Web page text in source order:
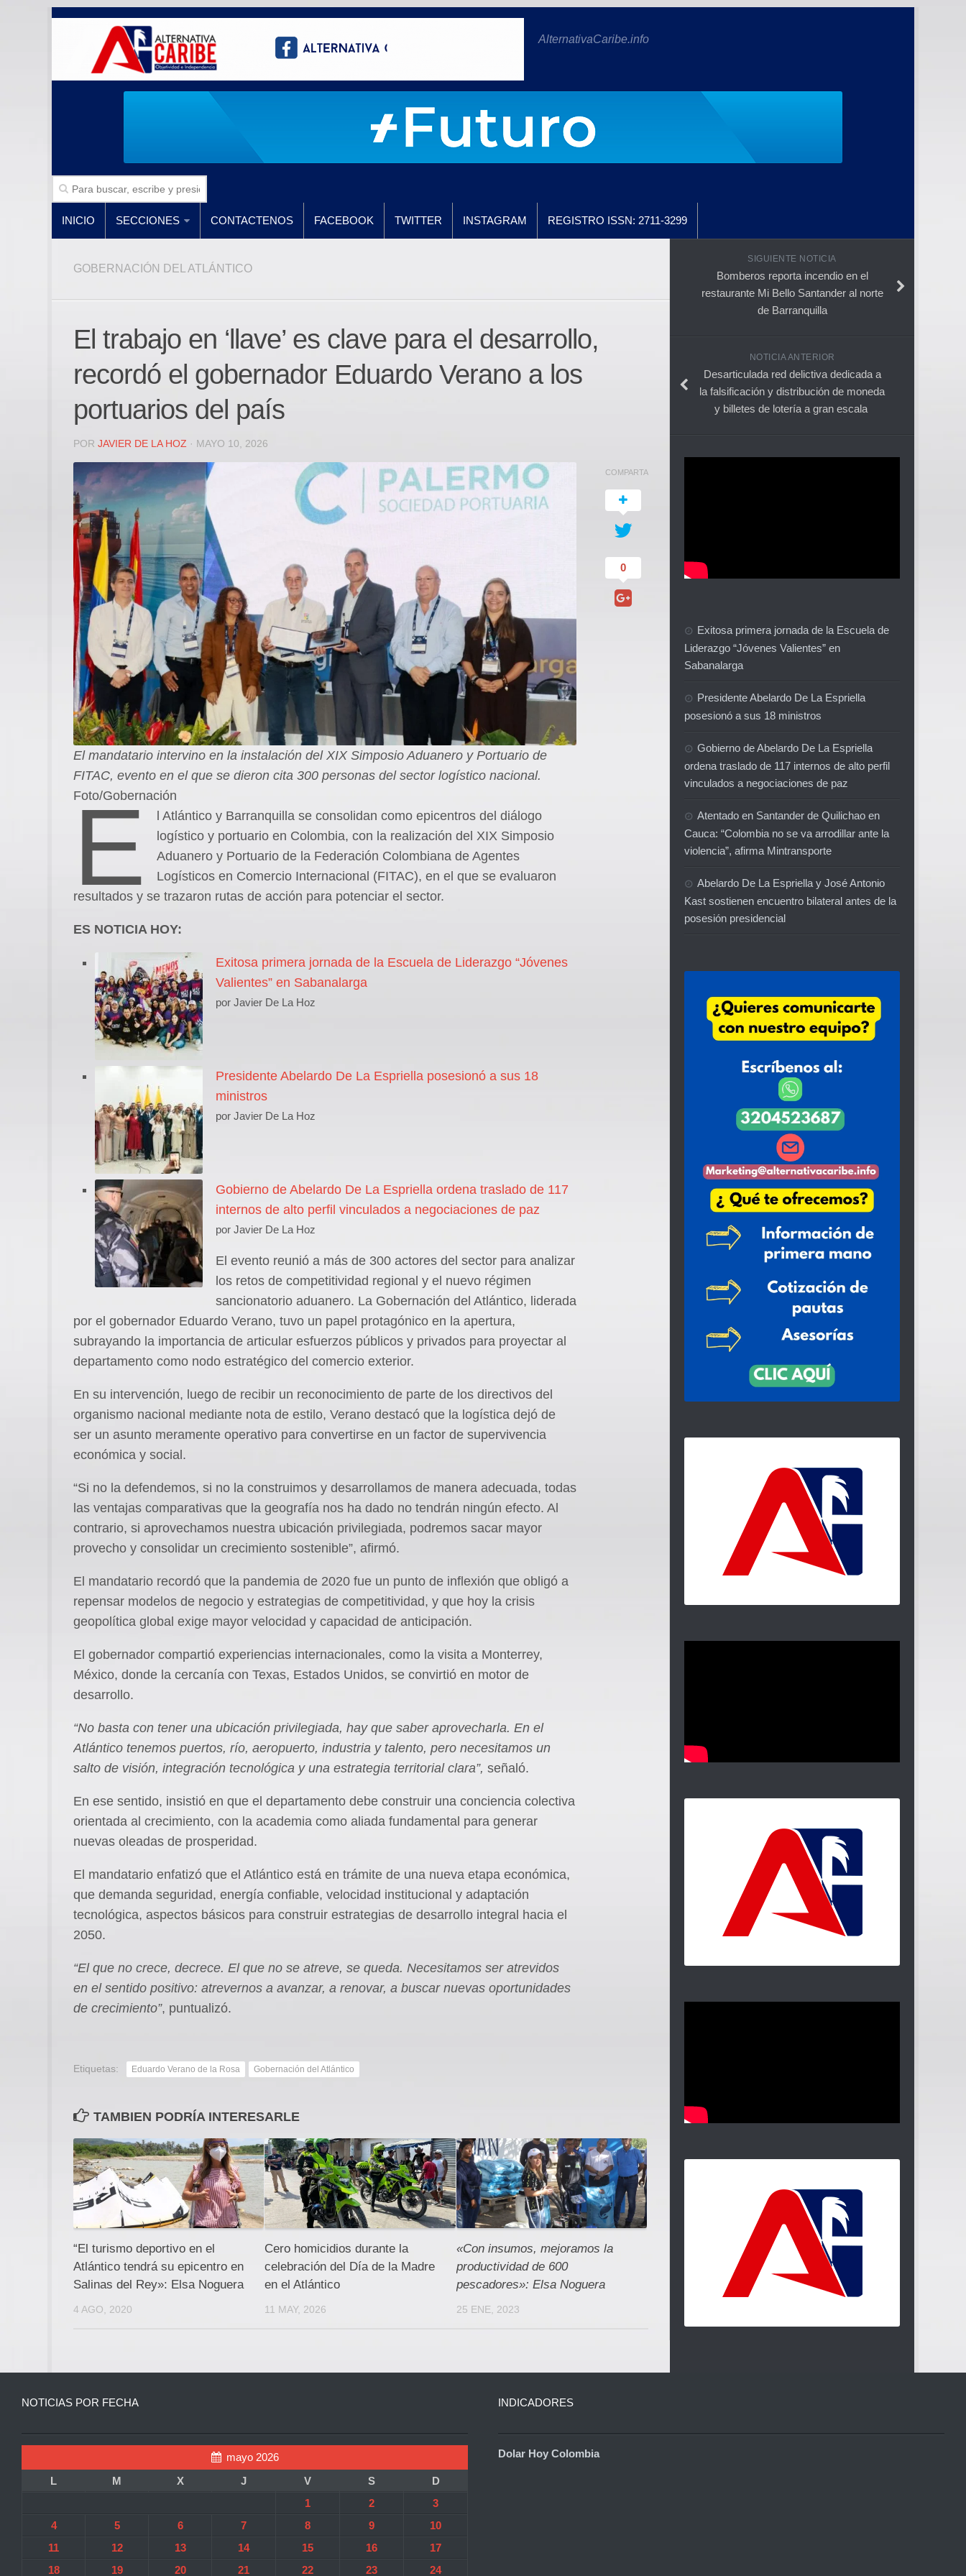
AlternativaCaribe.info
INICIO SECCIONES CONTACTENOS FACEBOOK TWITTER INSTAGRAM REGISTRO ISSN: 2711-3299
GOBERNACIÓN DEL ATLÁNTICO
El trabajo en ‘llave’ es clave para el desarrollo,
recordó el gobernador Eduardo Verano a los
portuarios del país
POR JAVIER DE LA HOZ · MAYO 10, 2026
El mandatario intervino en la instalación del XIX Simposio Aduanero y Portuario de
FITAC, evento en el que se dieron cita 300 personas del sector logístico nacional.
Foto/Gobernación
E
l Atlántico y Barranquilla se consolidan como epicentros del diálogo
logístico y portuario en Colombia, con la realización del XIX Simposio
Aduanero y Portuario de la Federación Colombiana de Agentes
Logísticos en Comercio Internacional (FITAC), en el que se evaluaron
resultados y se trazaron rutas de acción para potenciar el sector.
ES NOTICIA HOY:
Exitosa primera jornada de la Escuela de Liderazgo “Jóvenes
Valientes” en Sabanalarga
por Javier De La Hoz
Presidente Abelardo De La Espriella posesionó a sus 18
ministros
por Javier De La Hoz
Gobierno de Abelardo De La Espriella ordena traslado de 117
internos de alto perfil vinculados a negociaciones de paz
por Javier De La Hoz
El evento reunió a más de 300 actores del sector para analizar
los retos de competitividad regional y el nuevo régimen
sancionatorio aduanero. La Gobernación del Atlántico, liderada
por el gobernador Eduardo Verano, tuvo un papel protagónico en la apertura,
subrayando la importancia de articular esfuerzos públicos y privados para proyectar al
departamento como nodo estratégico del comercio exterior.
En su intervención, luego de recibir un reconocimiento de parte de los directivos del
organismo nacional mediante nota de estilo, Verano destacó que la logística dejó de
ser un asunto meramente operativo para convertirse en un factor de supervivencia
económica y social.
“Si no la defendemos, si no la construimos y desarrollamos de manera adecuada, todas
las ventajas comparativas que la geografía nos ha dado no tendrán ningún efecto. Al
contrario, si aprovechamos nuestra ubicación privilegiada, podremos sacar mayor
provecho y consolidar un crecimiento sostenible”, afirmó.
El mandatario recordó que la pandemia de 2020 fue un punto de inflexión que obligó a
repensar modelos de negocio y estrategias de competitividad, y que hoy la crisis
geopolítica global exige mayor velocidad y capacidad de anticipación.
El gobernador compartió experiencias internacionales, como la visita a Monterrey,
México, donde la cercanía con Texas, Estados Unidos, se convirtió en motor de
desarrollo.
“No basta con tener una ubicación privilegiada, hay que saber aprovecharla. En el
Atlántico tenemos puertos, río, aeropuerto, industria y talento, pero necesitamos un
salto de visión, integración tecnológica y una estrategia territorial clara”, señaló.
En ese sentido, insistió en que el departamento debe construir una conciencia colectiva
orientada al crecimiento, con la academia como aliada fundamental para generar
nuevas oleadas de prosperidad.
El mandatario enfatizó que el Atlántico está en trámite de una nueva etapa económica,
que demanda seguridad, energía confiable, velocidad institucional y adaptación
tecnológica, aspectos básicos para construir estrategias de desarrollo integral hacia el
2050.
“El que no crece, decrece. El que no se atreve, se queda. Necesitamos ser atrevidos
en el sentido positivo: atrevernos a avanzar, a renovar, a buscar nuevas oportunidades
de crecimiento”, puntualizó.
COMPARTA
0
Etiquetas: Eduardo Verano de la Rosa Gobernación del Atlántico
TAMBIEN PODRÍA INTERESARLE
“El turismo deportivo en el
Atlántico tendrá su epicentro en
Salinas del Rey»: Elsa Noguera
4 AGO, 2020
Cero homicidios durante la
celebración del Día de la Madre
en el Atlántico
11 MAY, 2026
«Con insumos, mejoramos la
productividad de 600
pescadores»: Elsa Noguera
25 ENE, 2023
SIGUIENTE NOTICIA
Bomberos reporta incendio en el
restaurante Mi Bello Santander al norte
de Barranquilla
NOTICIA ANTERIOR
Desarticulada red delictiva dedicada a
la falsificación y distribución de moneda
y billetes de lotería a gran escala
Exitosa primera jornada de la Escuela de
Liderazgo “Jóvenes Valientes” en
Sabanalarga
Presidente Abelardo De La Espriella
posesionó a sus 18 ministros
Gobierno de Abelardo De La Espriella
ordena traslado de 117 internos de alto perfil
vinculados a negociaciones de paz
Atentado en Santander de Quilichao en
Cauca: “Colombia no se va arrodillar ante la
violencia”, afirma Mintransporte
Abelardo De La Espriella y José Antonio
Kast sostienen encuentro bilateral antes de la
posesión presidencial
NOTICIAS POR FECHA
mayo 2026
L
M X J V S
D
1
2
3
4
5 6 7 8 9
10
11
12 13 14 15 16
17
18
19 20 21 22 23 24
INDICADORES
Dolar Hoy Colombia